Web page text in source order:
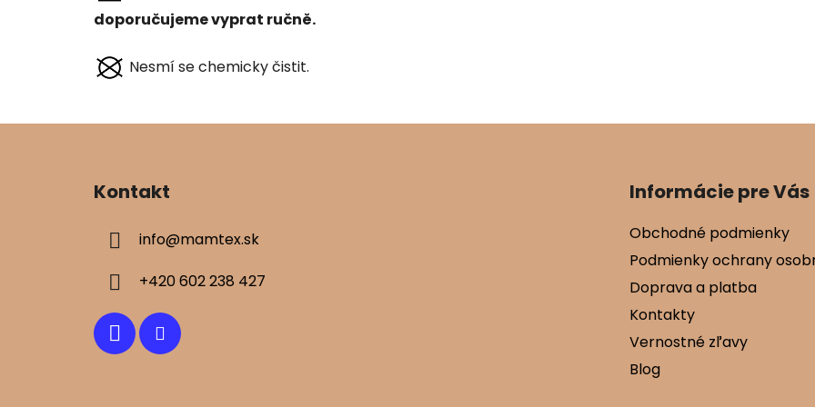
doporučujeme vyprat ručně.
Nesmí se chemicky čistit.
Kontakt
info@mamtex.sk
+420 602 238 427
Informácie pre Vás
Obchodné podmienky
Podmienky ochrany
Doprava a platba
Kontakty
Vernostné zľavy
Blog